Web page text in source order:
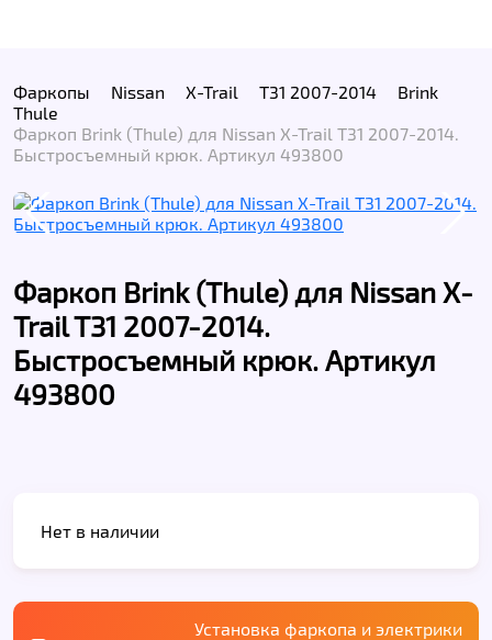
Фаркопы Nissan X-Trail T31 2007-2014
Brink
Thule
Фаркоп Brink (Thule) для Nissan X-Trail T31 2007-2014.
Быстросъемный крюк. Артикул 493800
Фаркоп Brink (Thule) для Nissan X-
Trail T31 2007-2014.
Быстросъемный крюк. Артикул
493800
Нет в наличии
Установка фаркопа и электрики